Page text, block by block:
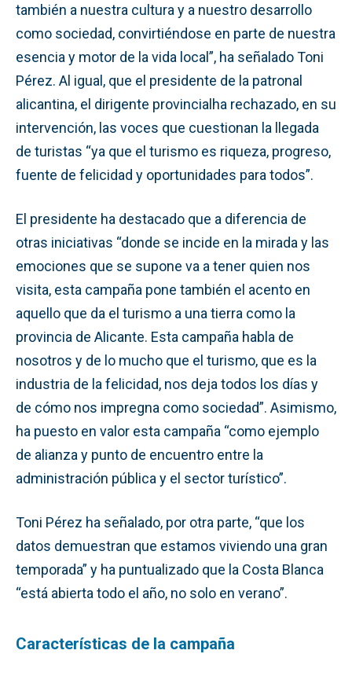
también a nuestra cultura y a nuestro desarrollo
como sociedad, convirtiéndose en parte de nuestra
esencia y motor de la vida local”, ha señalado Toni
Pérez. Al igual, que el presidente de la patronal
alicantina, el dirigente provincialha rechazado, en su
intervención, las voces que cuestionan la llegada
de turistas “ya que el turismo es riqueza, progreso,
fuente de felicidad y oportunidades para todos”.
El presidente ha destacado que a diferencia de
otras iniciativas “donde se incide en la mirada y las
emociones que se supone va a tener quien nos
visita, esta campaña pone también el acento en
aquello que da el turismo a una tierra como la
provincia de Alicante. Esta campaña habla de
nosotros y de lo mucho que el turismo, que es la
industria de la felicidad, nos deja todos los días y
de cómo nos impregna como sociedad”. Asimismo,
ha puesto en valor esta campaña “como ejemplo
de alianza y punto de encuentro entre la
administración pública y el sector turístico”.
Toni Pérez ha señalado, por otra parte, “que los
datos demuestran que estamos viviendo una gran
temporada” y ha puntualizado que la Costa Blanca
“está abierta todo el año, no solo en verano”.
Características de la campaña